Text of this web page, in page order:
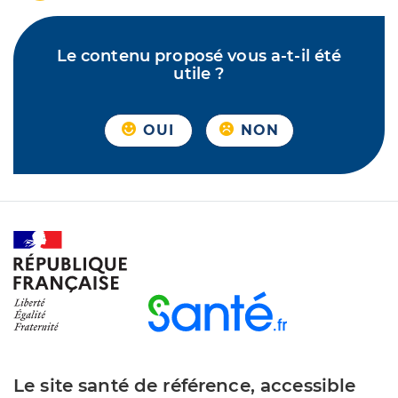
Le contenu proposé vous a-t-il été
utile ?
OUI NON
Le site santé de référence, accessible